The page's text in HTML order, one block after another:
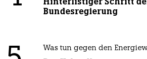
Bundesregierung
Was tun gegen den